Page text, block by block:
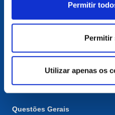
Permitir
Permitir
Utilizar apenas os
European Registry for
Telecomlaan 9/7
Questões Gerais